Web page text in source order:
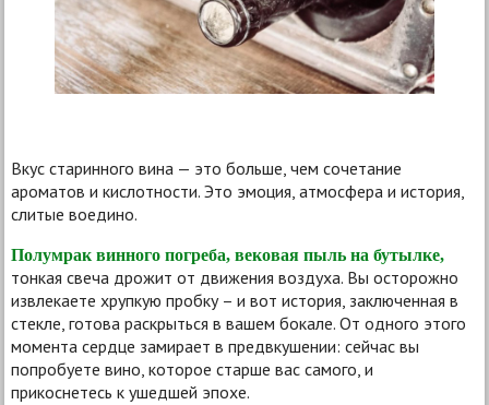
Вкус старинного вина — это больше, чем сочетание
ароматов и кислотности. Это эмоция, атмосфера и история,
слитые воедино.
Полумрак винного погреба, вековая пыль на бутылке,
тонкая свеча дрожит от движения воздуха. Вы осторожно
извлекаете хрупкую пробку – и вот история, заключенная в
стекле, готова раскрыться в вашем бокале. От одного этого
момента сердце замирает в предвкушении: сейчас вы
попробуете вино, которое старше вас самого, и
прикоснетесь к ушедшей эпохе.